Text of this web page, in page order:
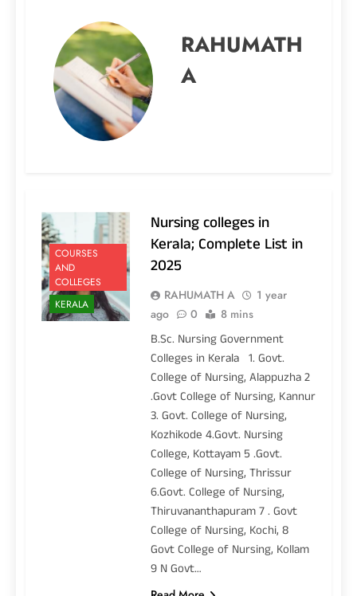
RAHUMATH
A
COURSES
AND
COLLEGES
KERALA
Nursing colleges in
Kerala; Complete List in
2025
RAHUMATH A
1 year
ago
0 8 mins
B.Sc. Nursing Government
Colleges in Kerala 1. Govt.
College of Nursing, Alappuzha 2
.Govt College of Nursing, Kannur
3. Govt. College of Nursing,
Kozhikode 4.Govt. Nursing
College, Kottayam 5 .Govt.
College of Nursing, Thrissur
6.Govt. College of Nursing,
Thiruvananthapuram 7 . Govt
College of Nursing, Kochi, 8
Govt College of Nursing, Kollam
9 N Govt…